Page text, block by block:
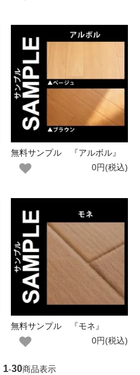
無料サンプル 『アルボル』
0円(税込)
無料サンプル 『モネ』
0円(税込)
1-30商品表示